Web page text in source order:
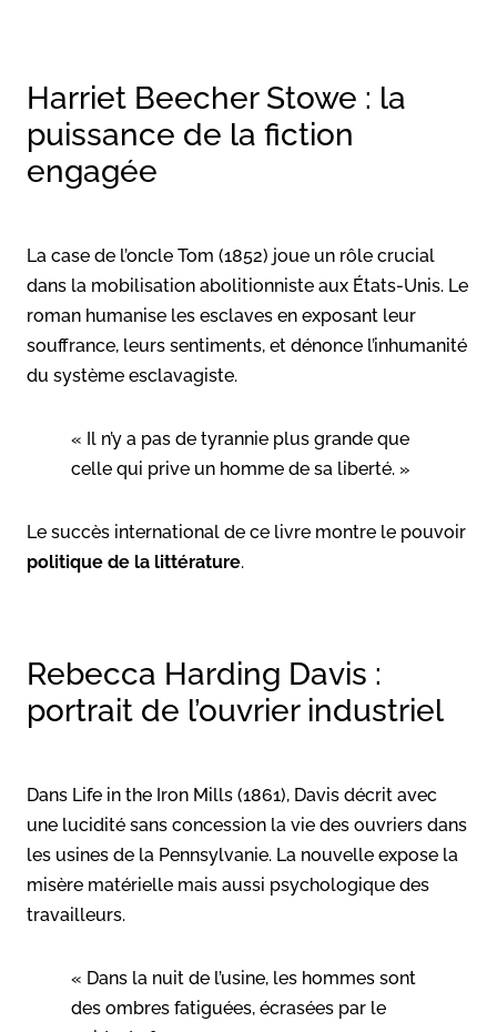
Harriet Beecher Stowe : la
puissance de la fiction
engagée
La case de l’oncle Tom (1852) joue un rôle crucial
dans la mobilisation abolitionniste aux États-Unis. Le
roman humanise les esclaves en exposant leur
souffrance, leurs sentiments, et dénonce l’inhumanité
du système esclavagiste.
« Il n’y a pas de tyrannie plus grande que
celle qui prive un homme de sa liberté. »
Le succès international de ce livre montre le pouvoir
politique de la littérature.
Rebecca Harding Davis :
portrait de l’ouvrier industriel
Dans Life in the Iron Mills (1861), Davis décrit avec
une lucidité sans concession la vie des ouvriers dans
les usines de la Pennsylvanie. La nouvelle expose la
misère matérielle mais aussi psychologique des
travailleurs.
« Dans la nuit de l’usine, les hommes sont
des ombres fatiguées, écrasées par le